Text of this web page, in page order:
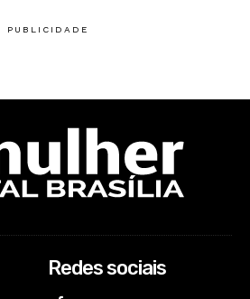
Redes sociais